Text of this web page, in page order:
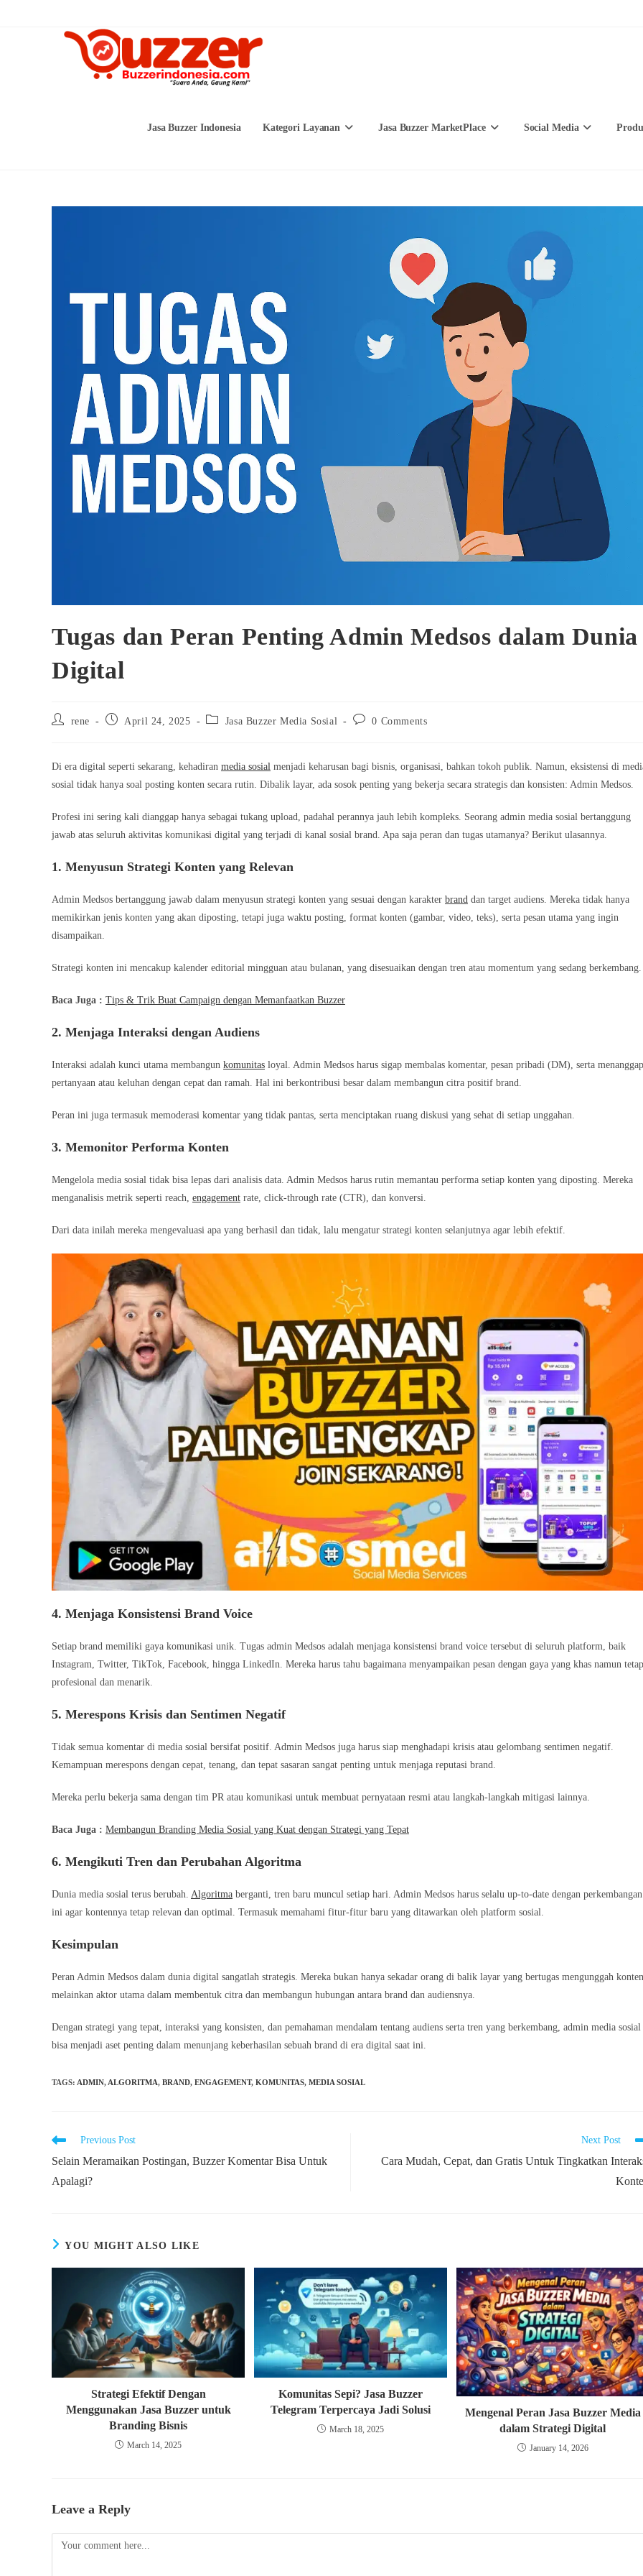
Jasa Buzzer Indonesia Kategori Layanan Jasa Buzzer MarketPlace Social Media
Tugas dan Peran Penting Admin Medsos dalam Dunia
Digital
Post
rene
Post April 24, 2025
Post Jasa Buzzer Media Sosial
Post 0 Comments
Di era digital seperti sekarang, kehadiran media sosial menjadi keharusan bagi bisnis, organisasi, bahkan tokoh publik. Namun, eksistensi di
sosial tidak hanya soal posting konten secara rutin. Dibalik layar, ada sosok penting yang bekerja secara strategis dan konsisten: Admin Medsos.
Profesi ini sering kali dianggap hanya sebagai tukang upload, padahal perannya jauh lebih kompleks. Seorang admin media sosial bertanggung
jawab atas seluruh aktivitas komunikasi digital yang terjadi di kanal sosial brand. Apa saja peran dan tugas utamanya? Berikut ulasannya.
1. Menyusun Strategi Konten yang Relevan
Admin Medsos bertanggung jawab dalam menyusun strategi konten yang sesuai dengan karakter brand dan target audiens. Mereka tidak hanya
memikirkan jenis konten yang akan diposting, tetapi juga waktu posting, format konten (gambar, video, teks), serta pesan utama yang ingin
disampaikan.
Strategi konten ini mencakup kalender editorial mingguan atau bulanan, yang disesuaikan dengan tren atau momentum yang sedang berkembang.
Baca Juga : Tips & Trik Buat Campaign dengan Memanfaatkan Buzzer
2. Menjaga Interaksi dengan Audiens
Interaksi adalah kunci utama membangun komunitas loyal. Admin Medsos harus sigap membalas komentar, pesan pribadi (DM), serta
pertanyaan atau keluhan dengan cepat dan ramah. Hal ini berkontribusi besar dalam membangun citra positif brand.
Peran ini juga termasuk memoderasi komentar yang tidak pantas, serta menciptakan ruang diskusi yang sehat di setiap unggahan.
3. Memonitor Performa Konten
Mengelola media sosial tidak bisa lepas dari analisis data. Admin Medsos harus rutin memantau performa setiap konten yang diposting. Mereka
menganalisis metrik seperti reach, engagement rate, click-through rate (CTR), dan konversi.
Dari data inilah mereka mengevaluasi apa yang berhasil dan tidak, lalu mengatur strategi konten selanjutnya agar lebih efektif.
4. Menjaga Konsistensi Brand Voice
Setiap brand memiliki gaya komunikasi unik. Tugas admin Medsos adalah menjaga konsistensi brand voice tersebut di seluruh platform, baik
Instagram, Twitter, TikTok, Facebook, hingga LinkedIn. Mereka harus tahu bagaimana menyampaikan pesan dengan gaya yang khas namun tetap
profesional dan menarik.
5. Merespons Krisis dan Sentimen Negatif
Tidak semua komentar di media sosial bersifat positif. Admin Medsos juga harus siap menghadapi krisis atau gelombang sentimen negatif.
Kemampuan merespons dengan cepat, tenang, dan tepat sasaran sangat penting untuk menjaga reputasi brand.
Mereka perlu bekerja sama dengan tim PR atau komunikasi untuk membuat pernyataan resmi atau langkah-langkah mitigasi lainnya.
Baca Juga : Membangun Branding Media Sosial yang Kuat dengan Strategi yang Tepat
6. Mengikuti Tren dan Perubahan Algoritma
Dunia media sosial terus berubah. Algoritma berganti, tren baru muncul setiap hari. Admin Medsos harus selalu up-to-date dengan perkembangan
ini agar kontennya tetap relevan dan optimal. Termasuk memahami fitur-fitur baru yang ditawarkan oleh platform sosial.
Kesimpulan
Peran Admin Medsos dalam dunia digital sangatlah strategis. Mereka bukan hanya sekadar orang di balik layar yang bertugas mengunggah
melainkan aktor utama dalam membentuk citra dan membangun hubungan antara brand dan audiensnya.
Dengan strategi yang tepat, interaksi yang konsisten, dan pemahaman mendalam tentang audiens serta tren yang berkembang, admin media sosial
bisa menjadi aset penting dalam menunjang keberhasilan sebuah brand di era digital saat ini.
TAGS: ADMIN, ALGORITMA, BRAND, ENGAGEMENT, KOMUNITAS, MEDIA SOSIAL
Read
articles
Previous Post
Selain Meramaikan Postingan, Buzzer Komentar Bisa Untuk
Apalagi?
Next Post
Cara Mudah, Cepat, dan Gratis Untuk Tingkatkan
YOU MIGHT ALSO LIKE
Strategi Efektif Dengan
Menggunakan Jasa Buzzer untuk
Branding Bisnis
March 14, 2025
Komunitas Sepi? Jasa Buzzer
Telegram Terpercaya Jadi Solusi
March 18, 2025
Mengenal Peran Jasa Buzzer Media
dalam Strategi Digital
January 14, 2026
Leave a Reply
Comment